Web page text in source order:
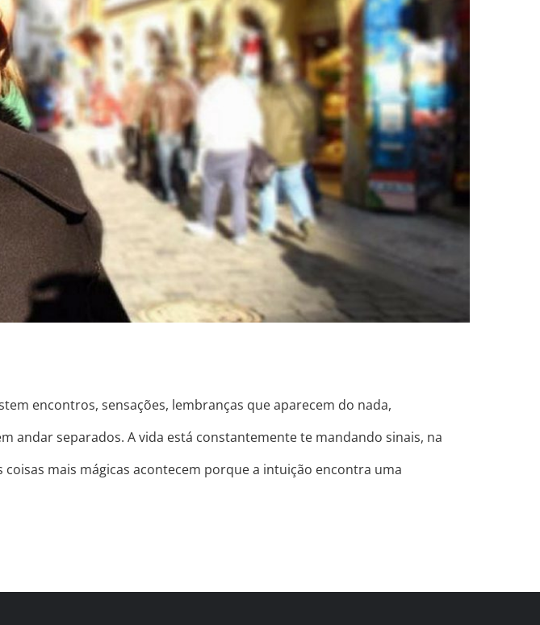
DO UNIVERSO PRA VOCÊ
encontros, sensações, lembranças que aparecem do nada,
andar separados. A vida está constantemente te mandando sinais, na
mais mágicas acontecem porque a intuição encontra uma